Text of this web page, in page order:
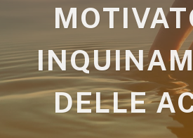
DELLE